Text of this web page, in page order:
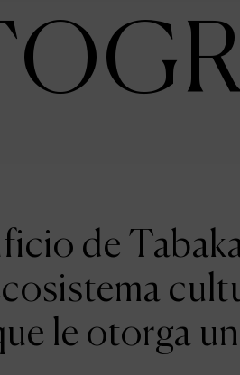
de
le otorga